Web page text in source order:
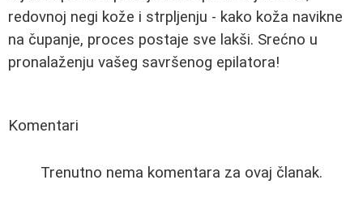
redovnoj negi kože i strpljenju - kako koža navikne
na čupanje, proces postaje sve lakši. Srećno u
pronalaženju vašeg savršenog epilatora!
Komentari
Trenutno nema komentara za ovaj članak.